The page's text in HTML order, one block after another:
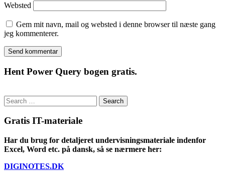
Websted
Gem mit navn, mail og websted i denne browser til næste gang
jeg kommenterer.
Hent Power Query bogen gratis.
Search
for:
Gratis IT-materiale
Har du brug for detaljeret undervisningsmateriale indenfor
Excel, Word etc. på dansk, så se nærmere her:
DIGINOTES.DK